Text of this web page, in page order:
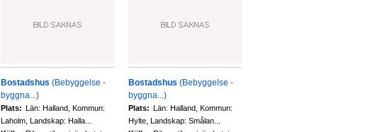
Bostadshus (Bebyggelse -
byggna...)
Plats: Län: Halland, Kommun:
Laholm, Landskap: Halla...
Bostadshus (Bebyggelse -
byggna...)
Plats: Län: Halland, Kommun:
Hylte, Landskap: Smålan...